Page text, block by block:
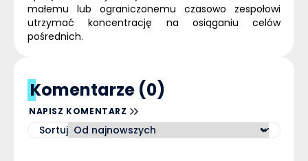
małemu lub ograniczonemu czasowo zespołowi
utrzymać koncentrację na osiąganiu celów
pośrednich.
Komentarze (0)
NAPISZ KOMENTARZ
Sortuj